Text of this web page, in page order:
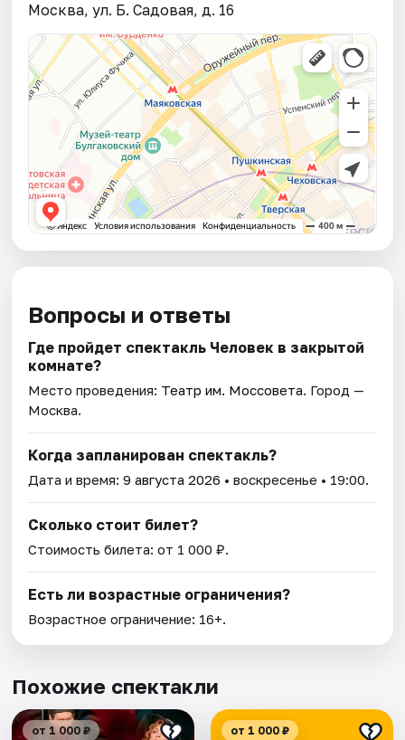
Москва, ул. Б. Садовая, д. 16
Вопросы и ответы
Где пройдет спектакль Человек в закрытой
комнате?
Место проведения: Театр им. Моссовета. Город —
Москва.
Когда запланирован спектакль?
Дата и время:9 августа 2026 • воскресенье • 19:00.
Сколько стоит билет?
Стоимость билета: от 1 000 ₽.
Есть ли возрастные ограничения?
Возрастное ограничение: 16+.
Похожие спектакли
от 1 000 ₽ от 1 000 ₽